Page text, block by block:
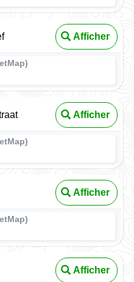
Afficher
Afficher
Afficher
Afficher